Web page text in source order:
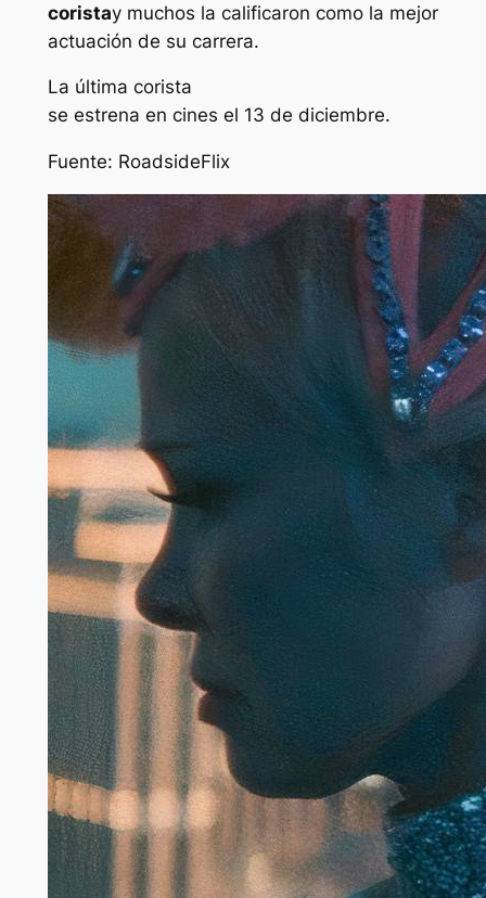
coristay muchos la calificaron como la mejor
actuación de su carrera.
La última corista
se estrena en cines el 13 de diciembre.
Fuente: RoadsideFlix